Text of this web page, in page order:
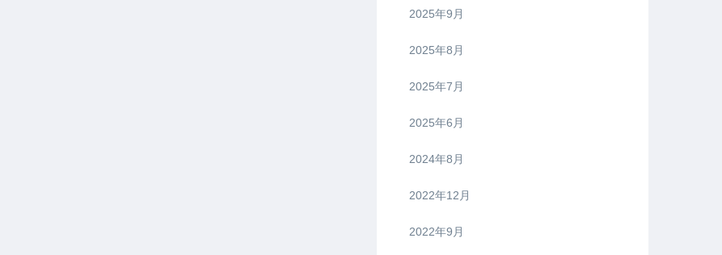
2025年9月
2025年8月
2025年7月
2025年6月
2024年8月
2022年12月
2022年9月